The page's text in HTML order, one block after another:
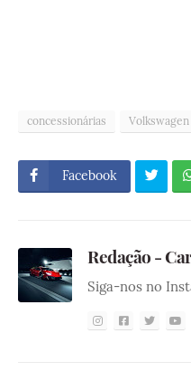
concessionárias Volkswagen
Facebook
Redação -
Siga-nos no